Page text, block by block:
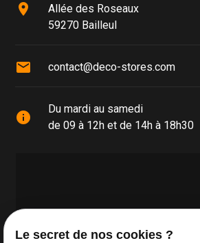
place
Allée des Roseaux
59270 Bailleul
mail contact@deco-stores.com
info
Du mardi au samedi
de 09 à 12h et de 14h à 18h30
Le secret de nos cookies ?